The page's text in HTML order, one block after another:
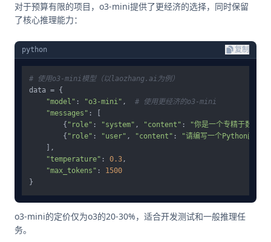
对于预算有限的项目，o3-mini提供了更经济的选择，同时保留
了核心推理能力：
python 复制
# 使用o3-mini模型（以laozhang.ai为例）
data = {
"model" : "o3-mini" , # 使用更经济的o3-mini
"messages" : [
        {
"role" : "system" , "content" :
"你是一个专精于数学和
        {
"role" : "user" , "content" :
"请编写一个Python函数
    ],
"temperature" : 0.3,
"max_tokens" : 1500
o3-mini的定价仅为o3的20-30%，适合开发测试和一般推理任
务。